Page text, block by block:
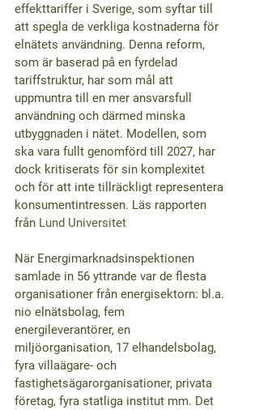
effekttariffer i Sverige, som syftar till
att spegla de verkliga kostnaderna för
elnätets användning. Denna reform,
som är baserad på en fyrdelad
tariffstruktur, har som mål att
uppmuntra till en mer ansvarsfull
användning och därmed minska
utbyggnaden i nätet. Modellen, som
ska vara fullt genomförd till 2027, har
dock kritiserats för sin komplexitet
och för att inte tillräckligt representera
konsumentintressen. Läs rapporten
från Lund Universitet
När Energimarknadsinspektionen
samlade in 56 yttrande var de flesta
organisationer från energisektorn: bl.a.
nio elnätsbolag, fem
energileverantörer, en
miljöorganisation, 17 elhandelsbolag,
fyra villaägare- och
fastighetsägarorganisationer, privata
företag, fyra statliga institut mm. Det